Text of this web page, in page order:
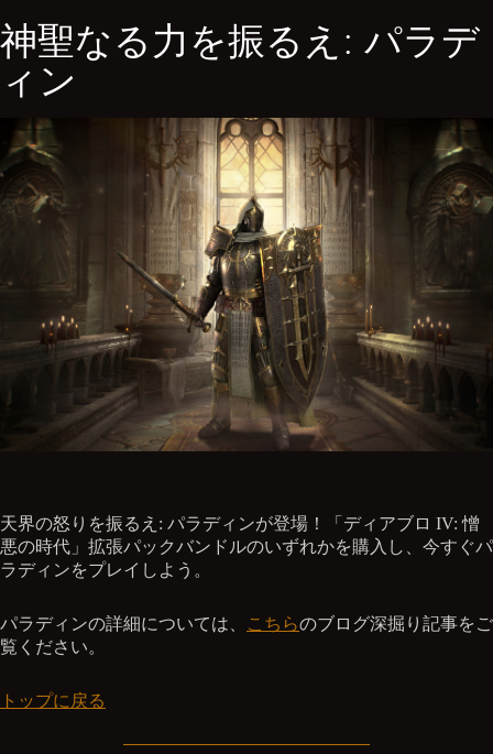
神聖なる力を振るえ: パラデ
ィン
天界の怒りを振るえ: パラディンが登場！「ディアブロ IV: 憎
悪の時代」拡張パックバンドルのいずれかを購入し、今すぐパ
ラディンをプレイしよう。
パラディンの詳細については、 こちらのブログ深掘り記事をご
覧ください。
トップに戻る